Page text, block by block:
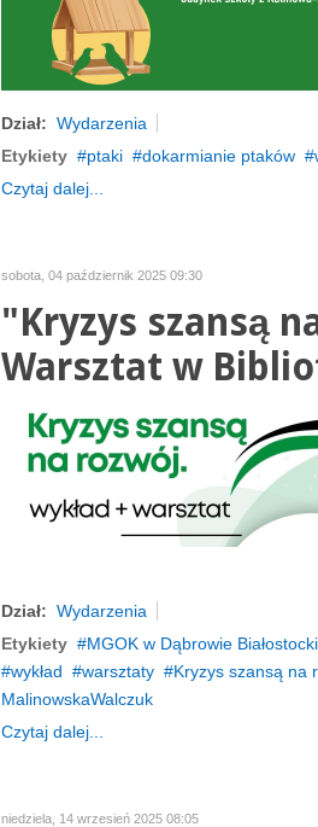
Dział: Wydarzenia
Etykiety
ptaki dokarmianie ptaków
Czytaj dalej...
sobota, 04 październik 2025 09:30
"Kryzys szansą
Warsztat w
Dział: Wydarzenia
Etykiety
MGOK w Dąbrowie
wykład
warsztaty Kryzys szansą na
MalinowskaWalczuk
Czytaj dalej...
niedziela, 14 wrzesień 2025 08:05